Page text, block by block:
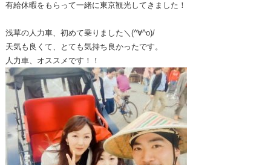
有給休暇をもらって一緒に東京観光してきました！
浅草の人力車、初めて乗りました＼(^∀^o)/
天気も良くて、とても気持ち良かったです。
人力車、オススメです！！